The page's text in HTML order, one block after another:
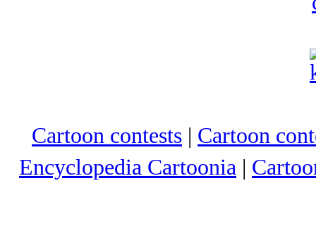
Cartoon contests | Cartoon
Encyclopedia Cartoonia |